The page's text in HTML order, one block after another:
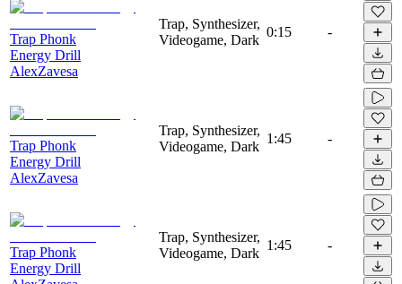
Trap Phonk
Energy Drill
AlexZavesa
Trap, Synthesizer,
Videogame, Dark
0:15 -
Trap Phonk
Energy Drill
AlexZavesa
Trap, Synthesizer,
Videogame, Dark
1:45 -
Trap Phonk
Energy Drill
Trap, Synthesizer,
Videogame, Dark
1:45 -